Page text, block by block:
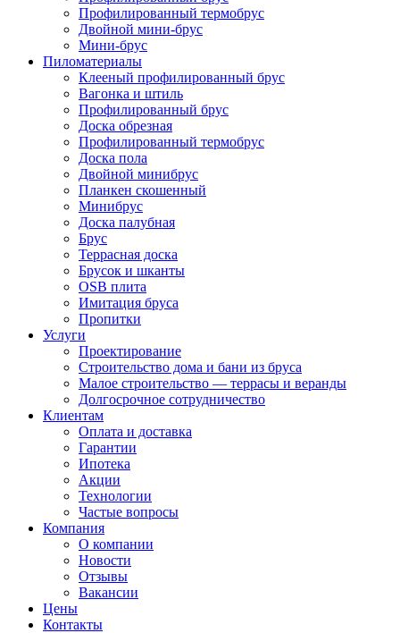
Профилированный термобрус
Двойной мини-брус
Мини-брус
Пиломатериалы
Клееный профилированный брус
Вагонка и штиль
Профилированный брус
Доска обрезная
Профилированный термобрус
Доска пола
Двойной минибрус
Планкен скошенный
Минибрус
Доска палубная
Брус
Террасная доска
Брусок и шканты
OSB плита
Имитация бруса
Пропитки
Услуги
Проектирование
Строительство дома и бани из бруса
Малое строительство — террасы и веранды
Долгосрочное сотрудничество
Клиентам
Оплата и доставка
Гарантии
Ипотека
Акции
Технологии
Частые вопросы
Компания
О компании
Новости
Отзывы
Вакансии
Цены
Контакты